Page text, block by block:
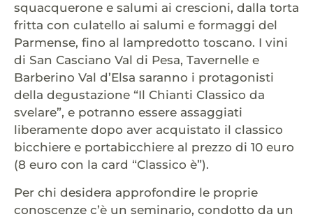
squacquerone e salumi ai crescioni, dalla torta
fritta con culatello ai salumi e formaggi del
Parmense, fino al lampredotto toscano. I vini
di San Casciano Val di Pesa, Tavernelle e
Barberino Val d’Elsa saranno i protagonisti
della degustazione “Il Chianti Classico da
svelare”, e potranno essere assaggiati
liberamente dopo aver acquistato il classico
bicchiere e portabicchiere al prezzo di 10 euro
(8 euro con la card “Classico è”).
Per chi desidera approfondire le proprie
conoscenze c’è un seminario, condotto da un